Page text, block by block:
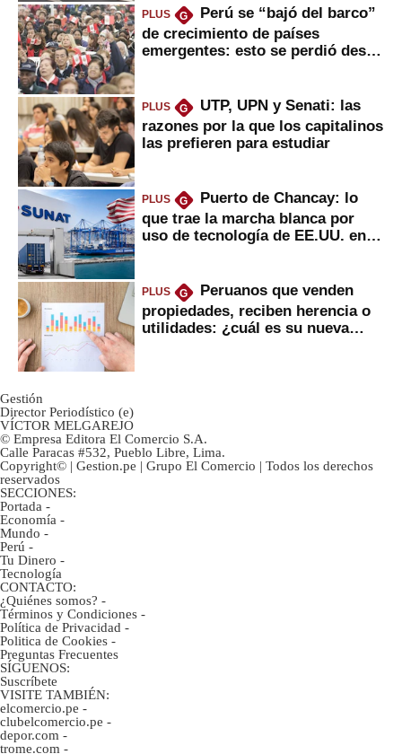
PLUS G
Perú se “bajó del barco”
de crecimiento de países
emergentes: esto se perdió desde
PLUS G
UTP, UPN y Senati: las
razones por la que los capitalinos
las prefieren para estudiar
PLUS G
Puerto de Chancay: lo
que trae la marcha blanca por
uso de tecnología de EE.UU. en
PLUS G
Peruanos que venden
propiedades, reciben herencia o
utilidades: ¿cuál es su nueva
Gestión
Director Periodístico (e)
VÍCTOR MELGAREJO
© Empresa Editora El Comercio S.A.
Calle Paracas #532, Pueblo Libre, Lima.
Copyright© | Gestion.pe | Grupo El Comercio | Todos los derechos
reservados
SECCIONES:
Portada -
Economía -
Mundo -
Perú -
Tu Dinero -
Tecnología
CONTACTO:
¿Quiénes somos? -
Términos y Condiciones -
Política de Privacidad -
Politica de Cookies -
Preguntas Frecuentes
SÍGUENOS:
Suscríbete
VISITE TAMBIÉN:
elcomercio.pe -
clubelcomercio.pe -
depor.com -
trome.com -